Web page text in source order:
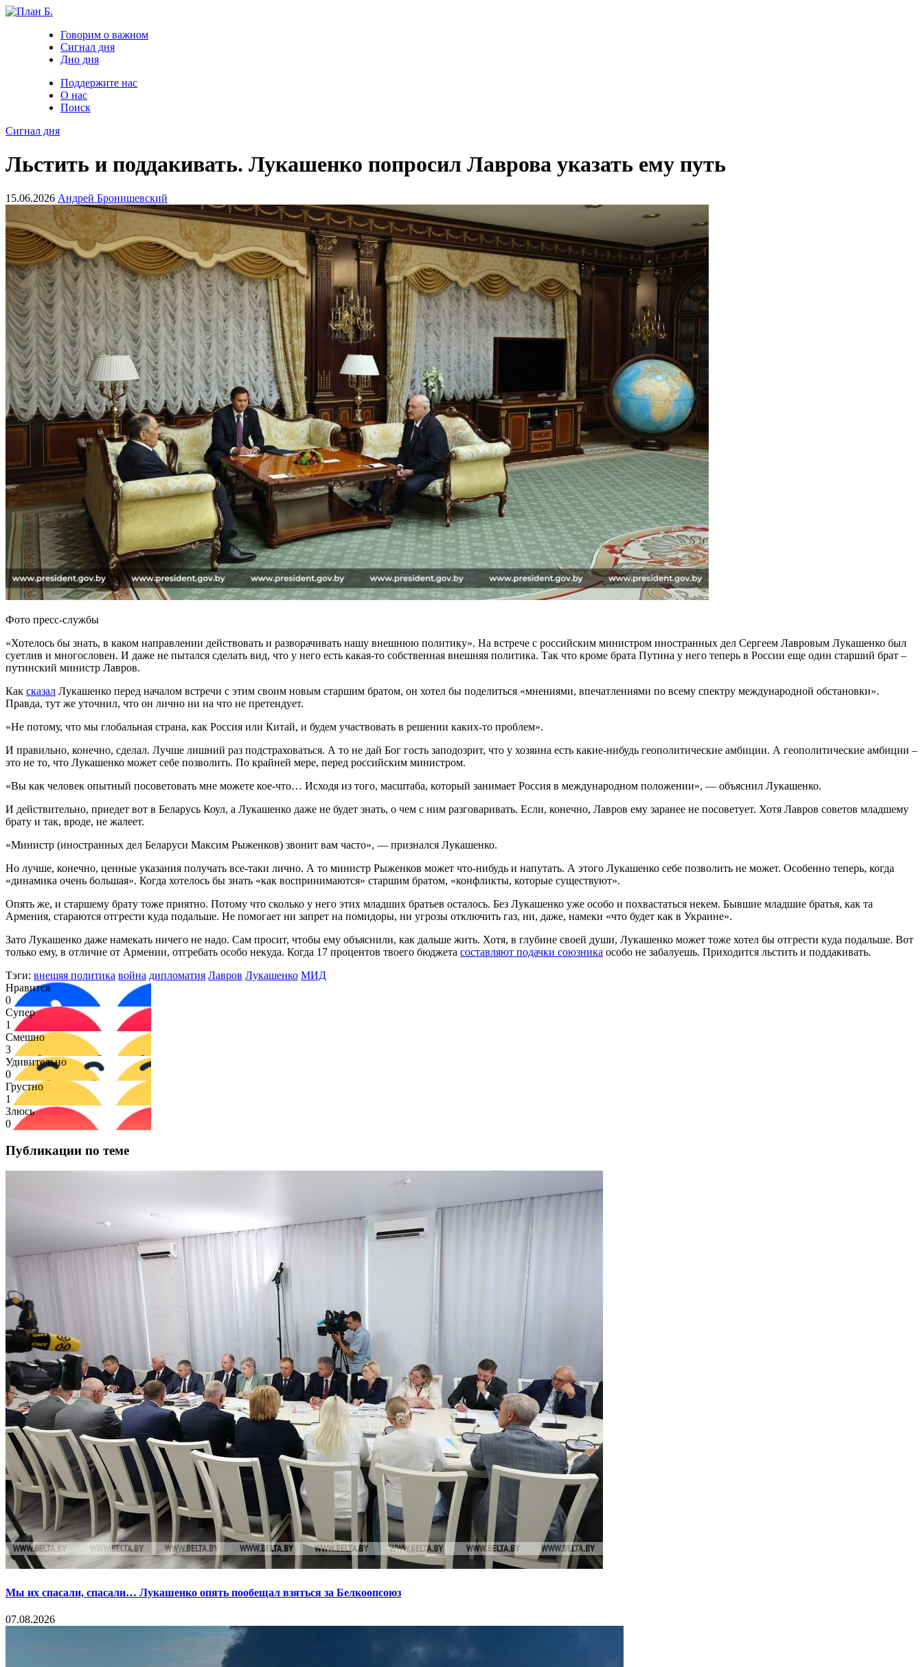
Говорим о важном
Сигнал дня
Дно дня
Поддержите нас
О нас
Поиск
Сигнал дня
Льстить и поддакивать. Лукашенко попросил Лаврова указать ему путь
15.06.2026 Андрей Бронишевский
Фото пресс-службы
«Хотелось бы знать, в каком направлении действовать и разворачивать нашу внешнюю политику». На встрече с российским министром иностранных дел Сергеем Лавровым Лукашенко был
суетлив и многословен. И даже не пытался сделать вид, что у него есть какая-то собственная внешняя политика. Так что кроме брата Путина у него теперь в России еще один старший брат –
путинский министр Лавров.
Как сказал Лукашенко перед началом встречи с этим своим новым старшим братом, он хотел бы поделиться «мнениями, впечатлениями по всему спектру международной обстановки».
Правда, тут же уточнил, что он лично ни на что не претендует.
«Не потому, что мы глобальная страна, как Россия или Китай, и будем участвовать в решении каких-то проблем».
И правильно, конечно, сделал. Лучше лишний раз подстраховаться. А то не дай Бог гость заподозрит, что у хозяина есть какие-нибудь геополитические амбиции. А геополитические амбиции –
это не то, что Лукашенко может себе позволить. По крайней мере, перед российским министром.
«Вы как человек опытный посоветовать мне можете кое-что… Исходя из того, масштаба, который занимает Россия в международном положении», — объяснил Лукашенко.
И действительно, приедет вот в Беларусь Коул, а Лукашенко даже не будет знать, о чем с ним разговаривать. Если, конечно, Лавров ему заранее не посоветует. Хотя Лавров советов младшему
брату и так, вроде, не жалеет.
«Министр (иностранных дел Беларуси Максим Рыженков) звонит вам часто», — признался Лукашенко.
Но лучше, конечно, ценные указания получать все-таки лично. А то министр Рыженков может что-нибудь и напутать. А этого Лукашенко себе позволить не может. Особенно теперь, когда
«динамика очень большая». Когда хотелось бы знать «как воспринимаются» старшим братом, «конфликты, которые существуют».
Опять же, и старшему брату тоже приятно. Потому что сколько у него этих младших братьев осталось. Без Лукашенко уже особо и похвастаться некем. Бывшие младшие братья, как та
Армения, стараются отгрести куда подальше. Не помогает ни запрет на помидоры, ни угрозы отключить газ, ни, даже, намеки «что будет как в Украине».
Зато Лукашенко даже намекать ничего не надо. Сам просит, чтобы ему объяснили, как дальше жить. Хотя, в глубине своей души, Лукашенко может тоже хотел бы отгрести куда подальше. Вот
только ему, в отличие от Армении, отгребать особо некуда. Когда 17 процентов твоего бюджета составляют подачки союзника особо не забалуешь. Приходится льстить и поддакивать.
Тэги: внешяя политика война дипломатия Лавров Лукашенко МИД
Нравится
0
Супер
1
Смешно
3
Удивительно
0
Грустно
1
Злюсь
0
Публикации по теме
Мы их спасали, спасали… Лукашенко опять пообещал взяться за Белкоопсоюз
07.08.2026